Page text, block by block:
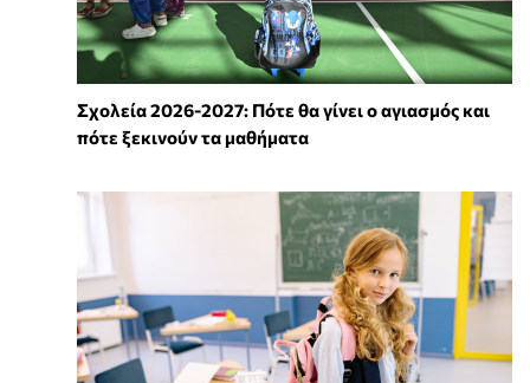
Σχολεία 2026-2027: Πότε θα γίνει ο αγιασμός και
πότε ξεκινούν τα μαθήματα